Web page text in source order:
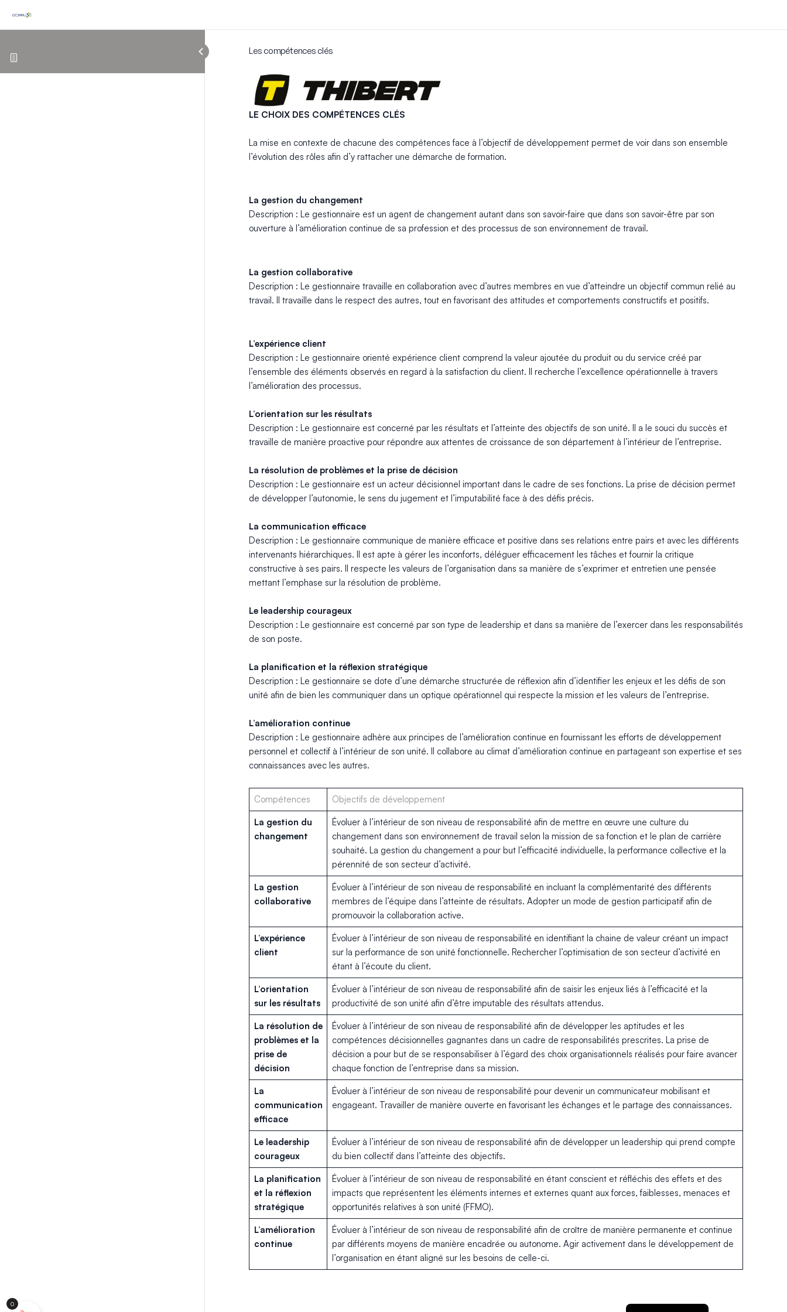
Les compétences clés
LE CHOIX DES COMPÉTENCES CLÉS
La mise en contexte de chacune des compétences face à l’objectif de développement permet de voir dans son ensemble
l’évolution des rôles afin d’y rattacher une démarche de formation.
La gestion du changement
Description : Le gestionnaire est un agent de changement autant dans son savoir-faire que dans son savoir-être par son
ouverture à l’amélioration continue de sa profession et des processus de son environnement de travail.
La gestion collaborative
Description : Le gestionnaire travaille en collaboration avec d’autres membres en vue d’atteindre un objectif commun relié au
travail. Il travaille dans le respect des autres, tout en favorisant des attitudes et comportements constructifs et positifs.
L’expérience client
Description : Le gestionnaire orienté expérience client comprend la valeur ajoutée du produit ou du service créé par
l’ensemble des éléments observés en regard à la satisfaction du client. Il recherche l’excellence opérationnelle à travers
l’amélioration des processus.
L’orientation sur les résultats
Description : Le gestionnaire est concerné par les résultats et l’atteinte des objectifs de son unité. Il a le souci du succès et
travaille de manière proactive pour répondre aux attentes de croissance de son département à l’intérieur de l’entreprise.
La résolution de problèmes et la prise de décision
Description : Le gestionnaire est un acteur décisionnel important dans le cadre de ses fonctions. La prise de décision permet
de développer l’autonomie, le sens du jugement et l’imputabilité face à des défis précis.
La communication efficace
Description : Le gestionnaire communique de manière efficace et positive dans ses relations entre pairs et avec les différents
intervenants hiérarchiques. Il est apte à gérer les inconforts, déléguer efficacement les tâches et fournir la critique
constructive à ses pairs. Il respecte les valeurs de l’organisation dans sa manière de s’exprimer et entretien une pensée
mettant l’emphase sur la résolution de problème.
Le leadership courageux
Description : Le gestionnaire est concerné par son type de leadership et dans sa manière de l’exercer dans les responsabilités
de son poste.
La planification et la réflexion stratégique
Description : Le gestionnaire se dote d’une démarche structurée de réflexion afin d’identifier les enjeux et les défis de son
unité afin de bien les communiquer dans un optique opérationnel qui respecte la mission et les valeurs de l’entreprise.
L’amélioration continue
Description : Le gestionnaire adhère aux principes de l’amélioration continue en fournissant les efforts de développement
personnel et collectif à l’intérieur de son unité. Il collabore au climat d’amélioration continue en partageant son expertise et ses
connaissances avec les autres.
Compétences Objectifs de développement
La gestion du
changement
Évoluer à l’intérieur de son niveau de responsabilité afin de mettre en œuvre une culture du
changement dans son environnement de travail selon la mission de sa fonction et le plan de carrière
souhaité. La gestion du changement a pour but l’efficacité individuelle, la performance collective et la
pérennité de son secteur d’activité.
La gestion
collaborative
Évoluer à l’intérieur de son niveau de responsabilité en incluant la complémentarité des différents
membres de l’équipe dans l’atteinte de résultats. Adopter un mode de gestion participatif afin de
promouvoir la collaboration active.
L’expérience
client
Évoluer à l’intérieur de son niveau de responsabilité en identifiant la chaine de valeur créant un impact
sur la performance de son unité fonctionnelle. Rechercher l’optimisation de son secteur d’activité en
étant à l’écoute du client.
L’orientation
sur les résultats
Évoluer à l’intérieur de son niveau de responsabilité afin de saisir les enjeux liés à l’efficacité et la
productivité de son unité afin d’être imputable des résultats attendus.
La résolution de
problèmes et la
prise de
décision
Évoluer à l’intérieur de son niveau de responsabilité afin de développer les aptitudes et les
compétences décisionnelles gagnantes dans un cadre de responsabilités prescrites. La prise de
décision a pour but de se responsabiliser à l’égard des choix organisationnels réalisés pour faire avancer
chaque fonction de l’entreprise dans sa mission.
La
communication
efficace
Évoluer à l’intérieur de son niveau de responsabilité pour devenir un communicateur mobilisant et
engageant. Travailler de manière ouverte en favorisant les échanges et le partage des connaissances.
Le leadership
courageux
Évoluer à l’intérieur de son niveau de responsabilité afin de développer un leadership qui prend compte
du bien collectif dans l’atteinte des objectifs.
La planification
et la réflexion
stratégique
Évoluer à l’intérieur de son niveau de responsabilité en étant conscient et réfléchis des effets et des
impacts que représentent les éléments internes et externes quant aux forces, faiblesses, menaces et
opportunités relatives à son unité (FFMO).
L’amélioration
continue
Évoluer à l’intérieur de son niveau de responsabilité afin de croître de manière permanente et continue
par différents moyens de manière encadrée ou autonome. Agir activement dans le développement de
l’organisation en étant aligné sur les besoins de celle-ci.
0